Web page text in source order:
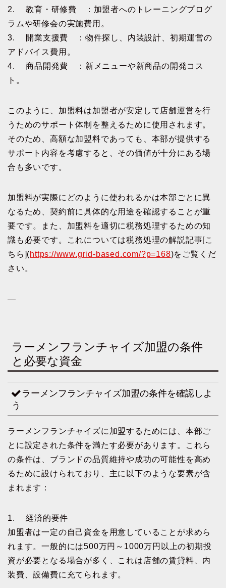
2. 教育・研修費 ：加盟者へのトレーニングプログ
ラムや研修会の実施費用。
3. 開業支援費 ：物件探し、内装設計、初期運営の
アドバイス費用。
4. 商品開発費 ：新メニューや新商品の開発コス
ト。
このように、加盟料は加盟者が安定して店舗運営を行
うためのサポート体制を整えるために使用されます。
そのため、高額な加盟料であっても、本部が提供する
サポート内容を考慮すると、その価値が十分にある場
合も多いです。
加盟料が実際にどのように使われるかは本部ごとに異
なるため、契約前に具体的な用途を確認することが重
要です。また、加盟料を適切に税務処理するための知
識も必要です。これについては税務処理の解説記事[こ
ちら](https://www.grid-based.com/?p=168)をご覧くだ
さい。
—
ラーメンフランチャイズ加盟の条件
と必要な資金
ラーメンフランチャイズ加盟の条件を確認しよ
う
ラーメンフランチャイズに加盟するためには、本部ご
とに設定された条件を満たす必要があります。これら
の条件は、ブランドの品質維持や成功の可能性を高め
るために設けられており、主に以下のような要素が含
まれます：
1. 経済的要件
加盟者は一定の自己資金を用意していることが求めら
れます。一般的には500万円～1000万円以上の初期投
資が必要となる場合が多く、これは店舗の賃貸料、内
装費、設備費に充てられます。